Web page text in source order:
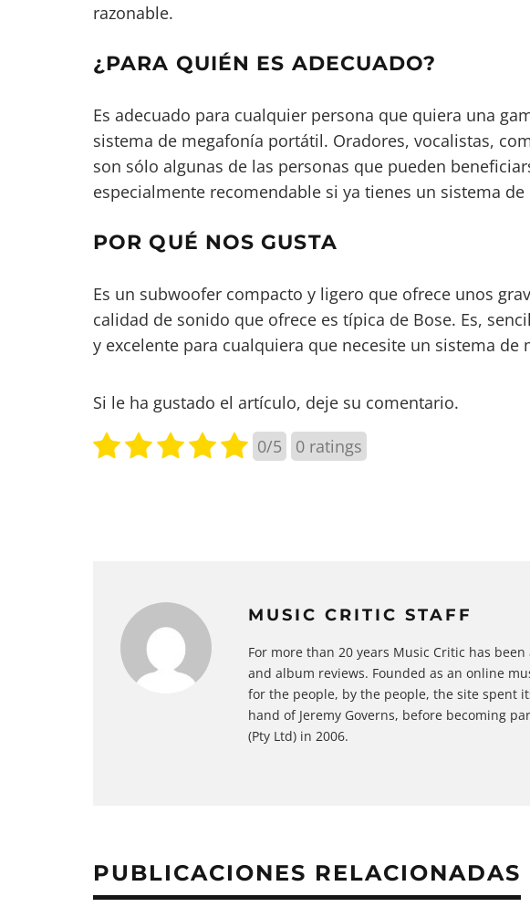
razonable.
¿PARA QUIÉN ES ADECUADO?
Es adecuado para cualquier persona que quiera una
sistema de megafonía portátil. Oradores, vocalistas,
son sólo algunas de las personas que pueden
especialmente recomendable si ya tienes un sistema
POR QUÉ NOS GUSTA
Es un subwoofer compacto y ligero que ofrece unos
calidad de sonido que ofrece es típica de Bose. Es,
y excelente para cualquiera que necesite un sistema de
Si le ha gustado el artículo, deje su comentario.
0/5
0 ratings
MUSIC CRITIC STAFF
For more than 20 years Music Critic has
and album reviews. Founded as an online
for the people, by the people, the site spent
hand of Jeremy Governs, before becoming
(Pty Ltd) in 2006.
PUBLICACIONES RELACIONADAS